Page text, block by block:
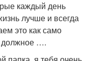
каждый день
лучше и всегда
это как само
должное ….